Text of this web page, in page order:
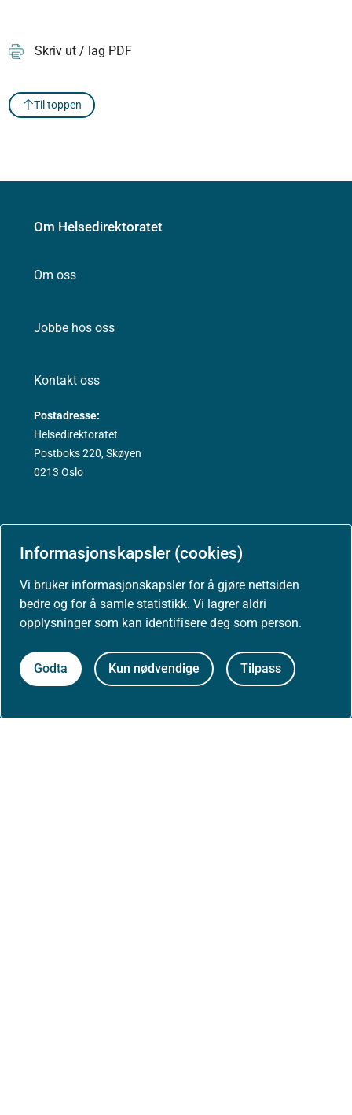
Informasjonskapsler (cookies)
Vi bruker informasjonskapsler for å gjøre nettsiden
bedre og for å samle statistikk. Vi lagrer aldri
opplysninger som kan identifisere deg som person.
Godta Kun nødvendige Tilpass
Skriv ut / lag PDF
Til toppen
Om Helsedirektoratet
Om oss
Jobbe hos oss
Kontakt oss
Postadresse:
Helsedirektoratet
Postboks 220, Skøyen
0213 Oslo
Nyheter
Arrangementer
Høringer